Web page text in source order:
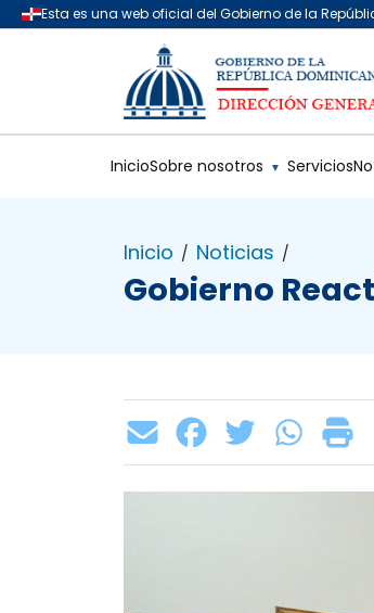
Saltar al contenido principal
InicioSobre nosotros ▼ Servicios
Inicio / Noticias /
Gobierno